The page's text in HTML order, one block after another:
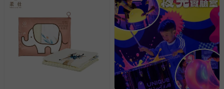
針對滿件折/滿額贈…等活動，如因部份退貨，而該訂單保
留商品未達活動門檻，將以原價計算，活動贈品亦需一併退
回。
部分商品依據消費者保護法的規定，不適用七天鑑賞期/猶
易於腐敗、保存期限較短或解約時即將逾期（例如生鮮